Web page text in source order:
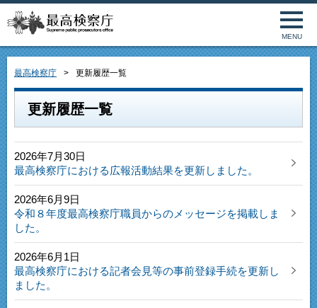
MENU
最高検察庁 更新履歴一覧
更新履歴一覧
2026年7月30日
最高検察庁における広報活動結果を更新しました。
2026年6月9日
令和８年度最高検察庁職員からのメッセージを掲載しま
した。
2026年6月1日
最高検察庁における記者会見等の事前登録手続を更新し
ました。